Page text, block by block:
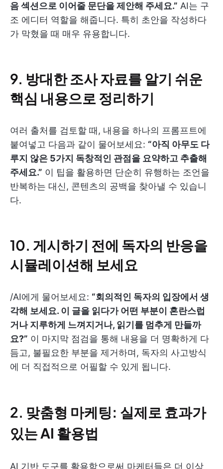
음 섹션으로 이어줄 문단을 제안해 주세요.” AI는 구
조 에디터 역할을 해줍니다. 특히 초안을 작성하다
가 막혔을 때 매우 유용합니다.
9. 방대한 조사 자료를 알기 쉬운
핵심 내용으로 정리하기
여러 출처를 검토할 때, 내용을 하나의 프롬프트에
붙여넣고 다음과 같이 물어보세요: “아직 아무도 다
루지 않은 5가지 독창적인 관점을 요약하고 추출해
주세요.” 이 팁을 활용하면 단순히 유행하는 조언을
반복하는 대신, 콘텐츠의 공백을 찾아낼 수 있습니
다.
10. 게시하기 전에 독자의 반응을
시뮬레이션해 보세요
/AI에게 물어보세요: “회의적인 독자의 입장에서 생
각해 보세요. 이 글을 읽다가 어떤 부분이 혼란스럽
거나 지루하게 느껴지거나, 읽기를 멈추게 만들까
요?” 이 마지막 점검을 통해 내용을 더 명확하게 다
듬고, 불필요한 부분을 제거하며, 독자의 사고방식
에 더 직접적으로 어필할 수 있게 됩니다.
2. 맞춤형 마케팅: 실제로 효과가
있는 AI 활용법
AI 기반 도구를 활용함으로써 마케터들은 더 이상